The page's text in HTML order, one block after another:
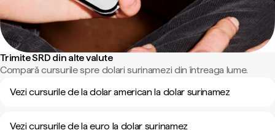
Trimite SRD din alte valute
Compară cursurile spre dolari surinamezi din întreaga lume.
Vezi cursurile de la dolar american la dolar surinamez
Vezi cursurile de la euro la dolar surinamez